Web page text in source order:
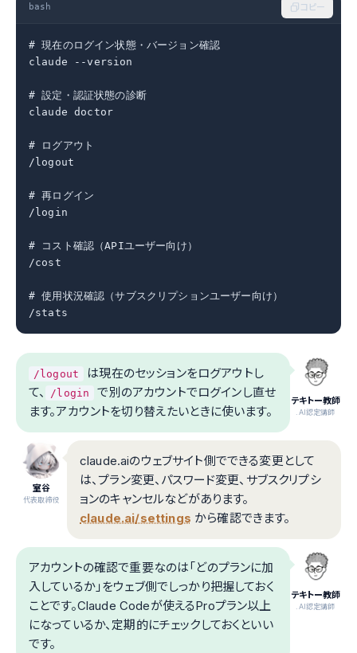
bash コピー
# 現在のログイン状態・バージョン確認
claude --version
# 設定・認証状態の診断
claude doctor
# ログアウト
/logout
# 再ログイン
/login
# コスト確認（APIユーザー向け）
/cost
# 使用状況確認（サブスクリプションユーザー向け）
/stats
テキトー教師
.AI認定講師
/logout
は現在のセッションをログアウトし
て、
/login
で別のアカウントでログインし直せ
ます。アカウントを切り替えたいときに使います。
室谷
代表取締役
claude.aiのウェブサイト側でできる変更として
は、プラン変更、パスワード変更、サブスクリプシ
ョンのキャンセルなどがあります。
claude.ai/settings から確認できます。
テキトー教師
.AI認定講師
アカウントの確認で重要なのは「どのプランに加
入しているか」をウェブ側でしっかり把握しておく
ことです。Claude Codeが使えるProプラン以上
になっているか、定期的にチェックしておくといい
です。